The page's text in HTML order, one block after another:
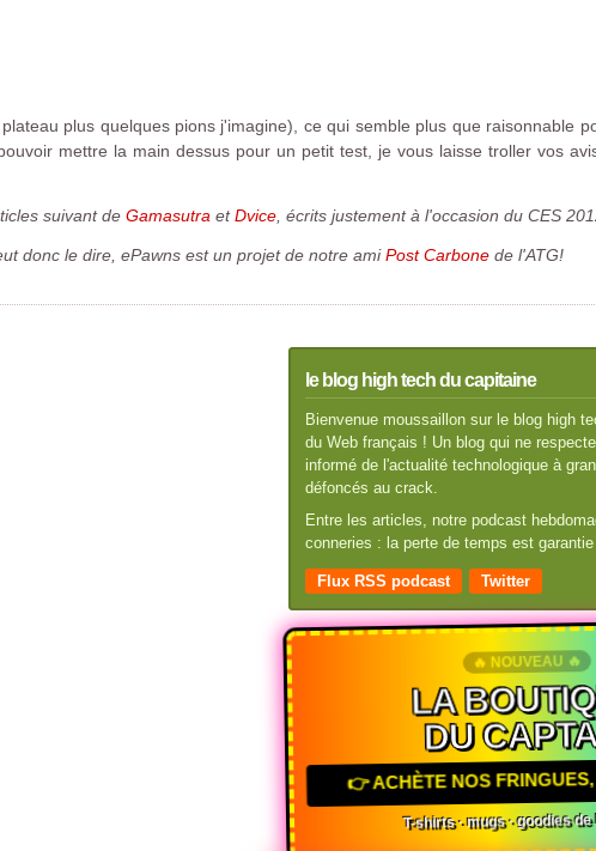
plus quelques pions j'imagine), ce qui semble plus que raisonnable
mettre la main dessus pour un petit test, je vous laisse troller vos
suivant de Gamasutra etDvice, écrits justement à l'occasion du CES
donc le dire, ePawns est un projet de notre amiPost Carbonede l'ATG!
le blog high tech du capitaine
Bienvenue moussaillon sur le blog high
du Web français ! Un blog qui ne
informé de l'actualité technologique à
défoncés au crack.
Entre les articles, notre podcast
conneries : la perte de temps est
Flux RSS podcast Twitter
🔥 NOUVEAU 🔥
LA
DU
👉 ACHÈTE NOS
T-shirts · mugs · goodies de